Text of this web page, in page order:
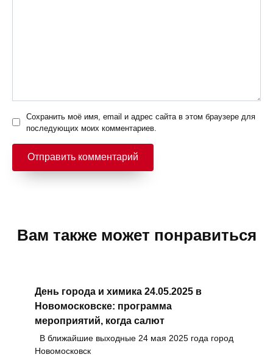
Сохранить моё имя, email и адрес сайта в этом браузере для
последующих моих комментариев.
Вам также может понравиться
День города и химика 24.05.2025 в
Новомосковске: программа
мероприятий, когда салют
В ближайшие выходные 24 мая 2025 года город
Новомосковск